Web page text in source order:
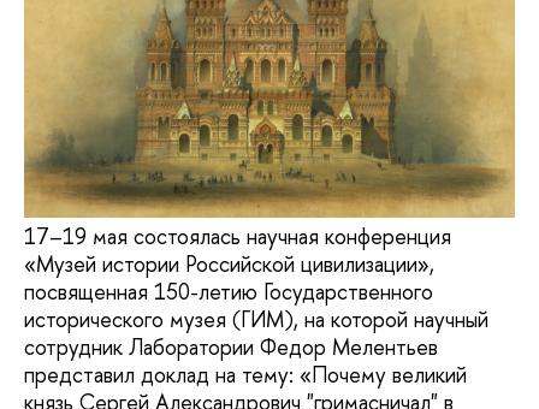
17–19 мая состоялась научная конференция
«Музей истории Российской цивилизации»,
посвященная 150-летию Государственного
исторического музея (ГИМ), на которой научный
сотрудник Лаборатории Федор Мелентьев
представил доклад на тему: «Почему великий
князь Сергей Александрович "гримасничал" в